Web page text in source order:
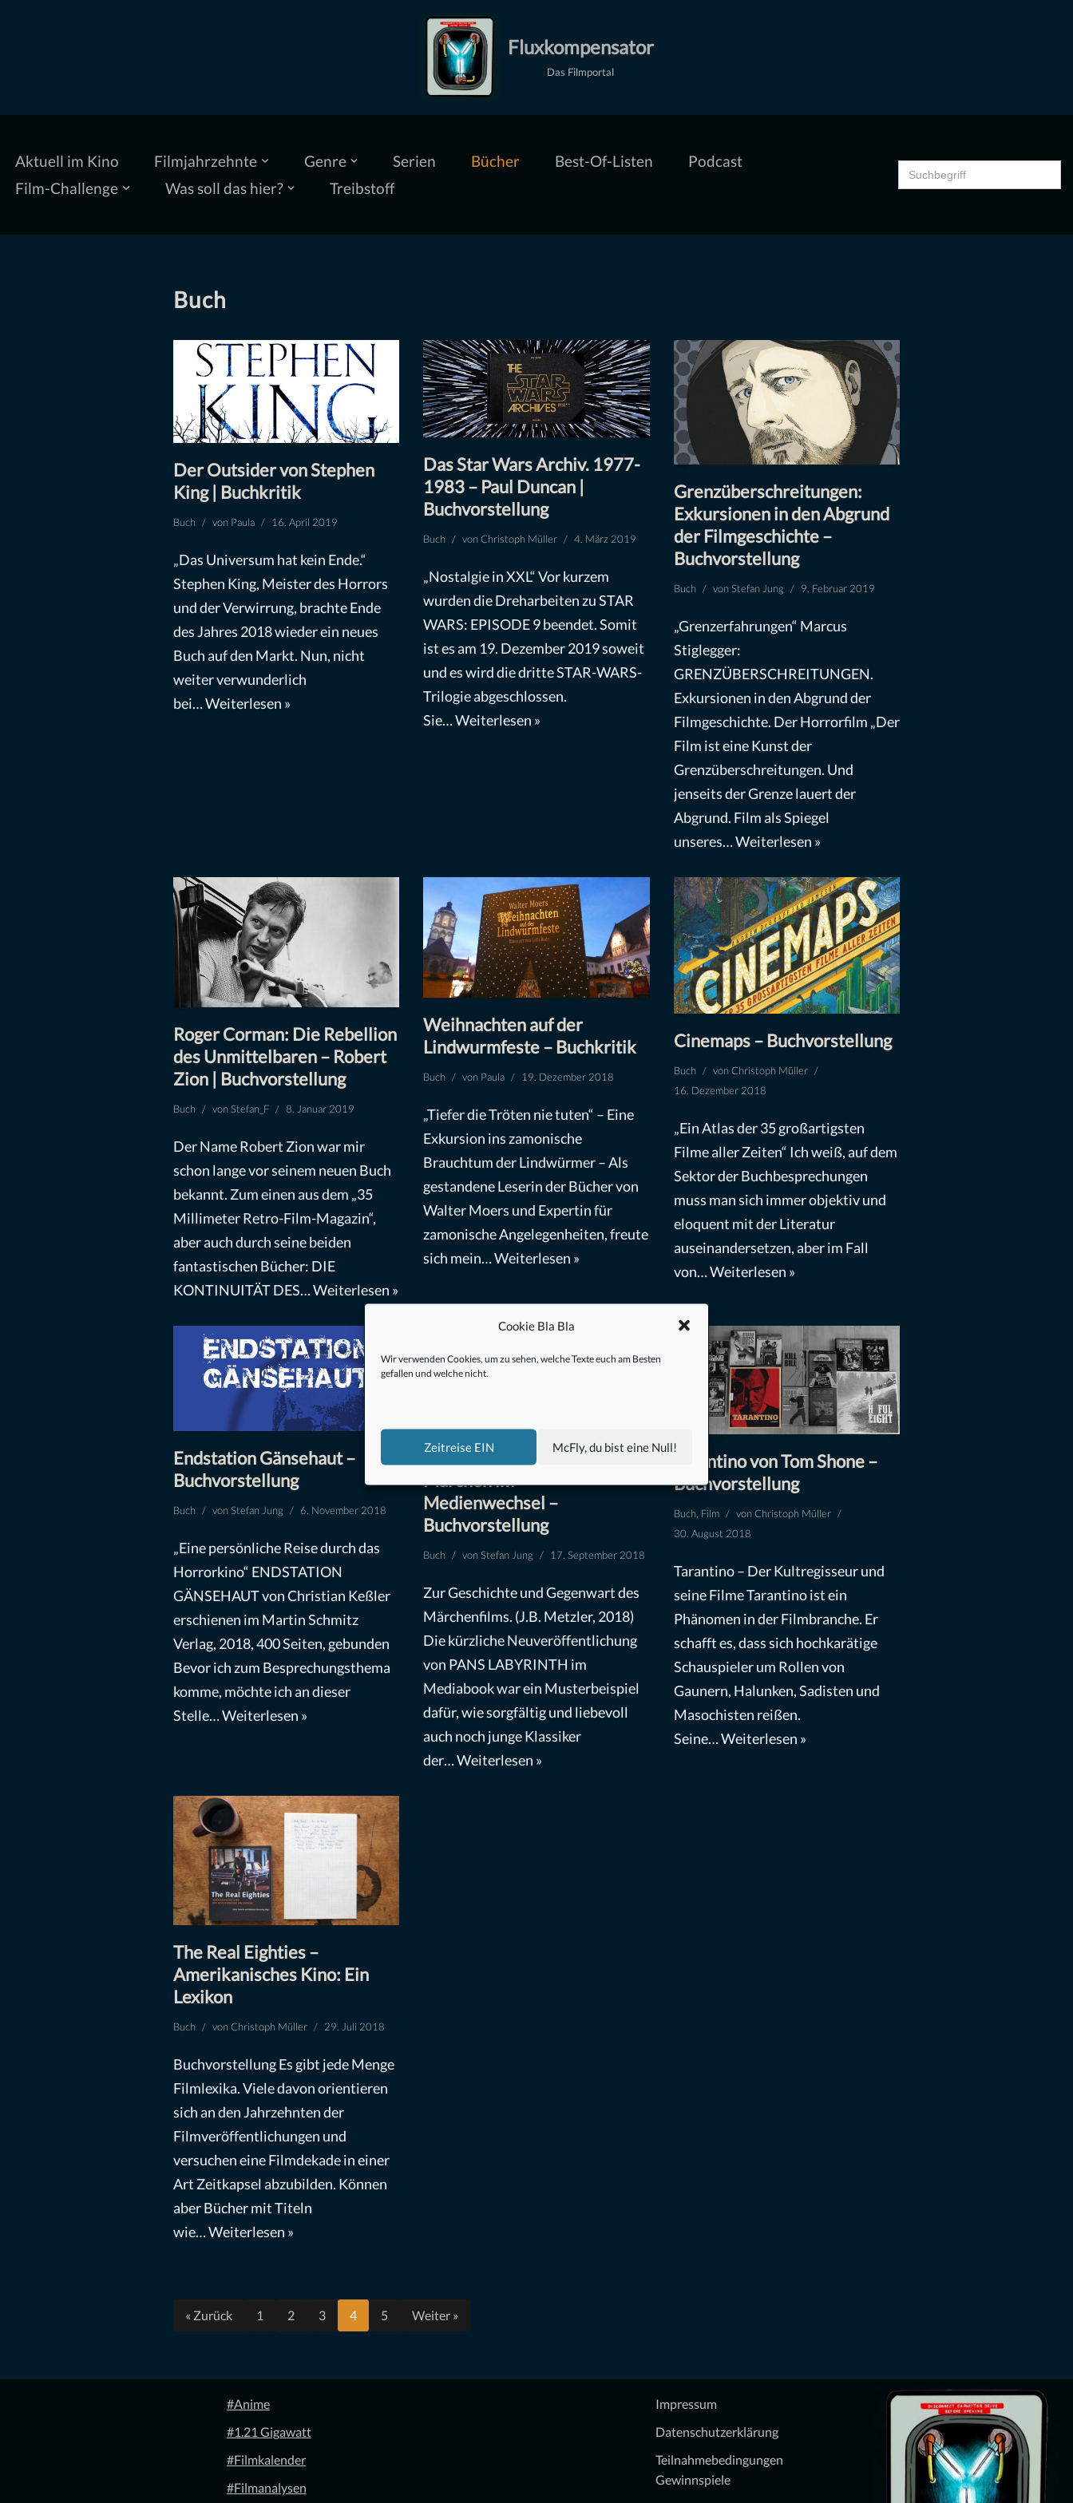
Cookie Bla Bla
Wir verwenden Cookies, um zu sehen, welche Texte euch am Besten
gefallen und welche nicht.
Zeitreise EIN McFly, du bist eine Null!
Fluxkompensator
Das Filmportal
Aktuell im Kino Filmjahrzehnte Genre Serien Bücher Best-Of-Listen
Podcast
Film-Challenge
Was soll das hier? Treibstoff
Search
for:
Buch
Der Outsider von Stephen
King | Buchkritik
Buch von Paula 16. April 2019
„Das Universum hat kein Ende.“
Stephen King, Meister des Horrors
und der Verwirrung, brachte Ende
des Jahres 2018 wieder ein neues
Buch auf den Markt. Nun, nicht
weiter verwunderlich
bei…Weiterlesen »
Das Star Wars Archiv. 1977-
1983 – Paul Duncan |
Buchvorstellung
Buch vonChristoph Müller 4. März 2019
„Nostalgie in XXL“ Vor kurzem
wurden die Dreharbeiten zu STAR
WARS: EPISODE 9 beendet. Somit
ist es am 19. Dezember 2019 soweit
und es wird die dritte STAR-WARS-
Trilogie abgeschlossen.
Sie…Weiterlesen »
Grenzüberschreitungen:
Exkursionen in den Abgrund
der Filmgeschichte –
Buchvorstellung
Buch vonStefan Jung 9. Februar 2019
„Grenzerfahrungen“ Marcus
Stiglegger:
GRENZÜBERSCHREITUNGEN.
Exkursionen in den Abgrund der
Filmgeschichte. Der Horrorfilm „Der
Film ist eine Kunst der
Grenzüberschreitungen. Und
jenseits der Grenze lauert der
Abgrund. Film als Spiegel
unseres…Weiterlesen »
Roger Corman: Die Rebellion
des Unmittelbaren – Robert
Zion | Buchvorstellung
Buch vonStefan_F 8. Januar 2019
Der Name Robert Zion war mir
schon lange vor seinem neuen Buch
bekannt. Zum einen aus dem „35
Millimeter Retro-Film-Magazin“,
aber auch durch seine beiden
fantastischen Bücher: DIE
KONTINUITÄT DES…Weiterlesen »
Weihnachten auf der
Lindwurmfeste – Buchkritik
Buch von Paula 19. Dezember 2018
„Tiefer die Tröten nie tuten“ – Eine
Exkursion ins zamonische
Brauchtum der Lindwürmer – Als
gestandene Leserin der Bücher von
Walter Moers und Expertin für
zamonische Angelegenheiten, freute
sich mein…Weiterlesen »
Cinemaps – Buchvorstellung
Buch vonChristoph Müller
16. Dezember 2018
„Ein Atlas der 35 großartigsten
Filme aller Zeiten“ Ich weiß, auf dem
Sektor der Buchbesprechungen
muss man sich immer objektiv und
eloquent mit der Literatur
auseinandersetzen, aber im Fall
von…Weiterlesen »
Endstation Gänsehaut –
Buchvorstellung
Buch vonStefan Jung 6. November 2018
„Eine persönliche Reise durch das
Horrorkino“ ENDSTATION
GÄNSEHAUT von Christian Keßler
erschienen im Martin Schmitz
Verlag, 2018, 400 Seiten, gebunden
Bevor ich zum Besprechungsthema
komme, möchte ich an dieser
Stelle…Weiterlesen »
Märchen im
Medienwechsel –
Buchvorstellung
Buch vonStefan Jung 17. September 2018
Zur Geschichte und Gegenwart des
Märchenfilms. (J.B. Metzler, 2018)
Die kürzliche Neuveröffentlichung
von PANS LABYRINTH im
Mediabook war ein Musterbeispiel
dafür, wie sorgfältig und liebevoll
auch noch junge Klassiker
der…Weiterlesen »
Tarantino von Tom Shone –
Buchvorstellung
Buch, Film vonChristoph Müller
30. August 2018
Tarantino – Der Kultregisseur und
seine Filme Tarantino ist ein
Phänomen in der Filmbranche. Er
schafft es, dass sich hochkarätige
Schauspieler um Rollen von
Gaunern, Halunken, Sadisten und
Masochisten reißen.
Seine…Weiterlesen »
The Real Eighties –
Amerikanisches Kino: Ein
Lexikon
Buch vonChristoph Müller 29. Juli 2018
Buchvorstellung Es gibt jede Menge
Filmlexika. Viele davon orientieren
sich an den Jahrzehnten der
Filmveröffentlichungen und
versuchen eine Filmdekade in einer
Art Zeitkapsel abzubilden. Können
aber Bücher mit Titeln
wie…Weiterlesen »
« Zurück 1 2 3 4 5 Weiter »
#Anime
#1.21 Gigawatt
#Filmkalender
#Filmanalysen
Impressum
Datenschutzerklärung
Teilnahmebedingungen
Gewinnspiele